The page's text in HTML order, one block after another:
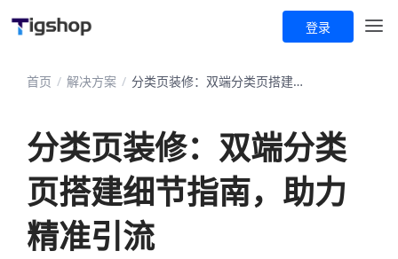
登录
首页 / 解决方案 / 分类页装修：双端分类页搭建细节指南，助力精准引流
分类页装修：双端分类
页搭建细节指南，助力
精准引流